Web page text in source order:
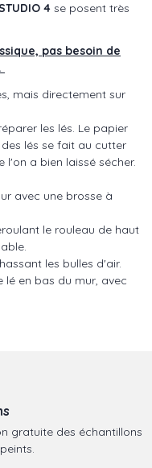
4 se posent très
pas besoin de
mais directement sur
les lés. Le papier
lés se fait au cutter
l'on a bien laissé sécher.
avec une brosse à
le rouleau de haut
les bulles d'air.
en bas du mur, avec
gratuite des échantillons